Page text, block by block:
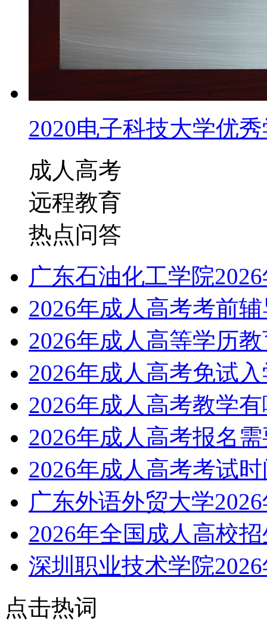
2020电子科技大学优
成人高考
远程教育
热点问答
广东石油化工学院
2026年成人高考考前
2026年成人高等学历
2026年成人高考免试
2026年成人高考教学
2026年成人高考报名
2026年成人高考考试
广东外语外贸大学
2026年全国成人高校
深圳职业技术学院
点击热词